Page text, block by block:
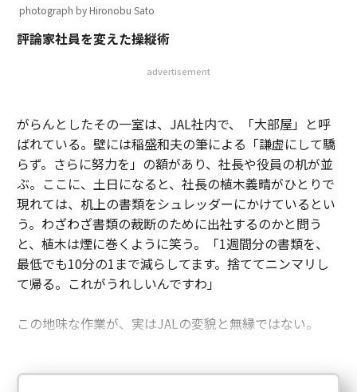
photograph by Hironobu Sato
評論家社員を変えた操縦術
advertisement
がらんとしたその一室は、JAL社内で、「大部屋」と呼
ばれている。壁には稲盛和夫の筆による「謙虚にして驕
らず。さらに努力を」の額があり、社長や役員の机が並
ぶ。ここに、土日になると、社長の植木義晴がひとりで
現れては、机上の書類をシュレッダーにかけているとい
う。わざわざ書類の裁断のために出社するのかと問う
と、植木は煙に巻くように笑う。「1週間分の書類を、
最低でも10分の1まで減らしてます。捨ててニンマリし
て帰る。これがうれしいんですわ」
この地味な作業が、実はJALの変貌と無縁ではない。